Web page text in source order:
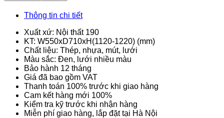
Thông tin chi tiết
Xuất xứ: Nội thất 190
KT: W550xD710xH(1120-1220) (mm)
Chất liệu: Thép, nhựa, mút, lưới
Màu sắc: Đen, lưới nhiều màu
Bảo hành 12 tháng
Giá đã bao gồm VAT
Thanh toán 100% trước khi giao hàng
Cam kết hàng mới 100%
Kiểm tra kỹ trước khi nhận hàng
Miễn phí giao hàng, lắp đặt tại Hà Nội